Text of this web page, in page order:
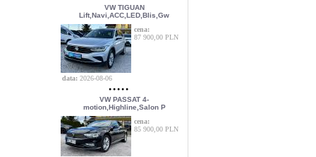
VW TIGUAN
Lift,Navi,ACC,LED,Blis,Gw
cena:
87 900,00 PLN
data: 2026-08-06
VW PASSAT 4-
motion,Highline,Salon P
cena:
85 900,00 PLN